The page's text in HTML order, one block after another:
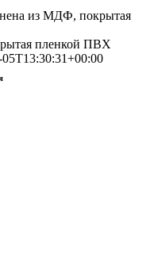
из МДФ, покрытая
пленкой ПВХ
05T13:30:31+00:00